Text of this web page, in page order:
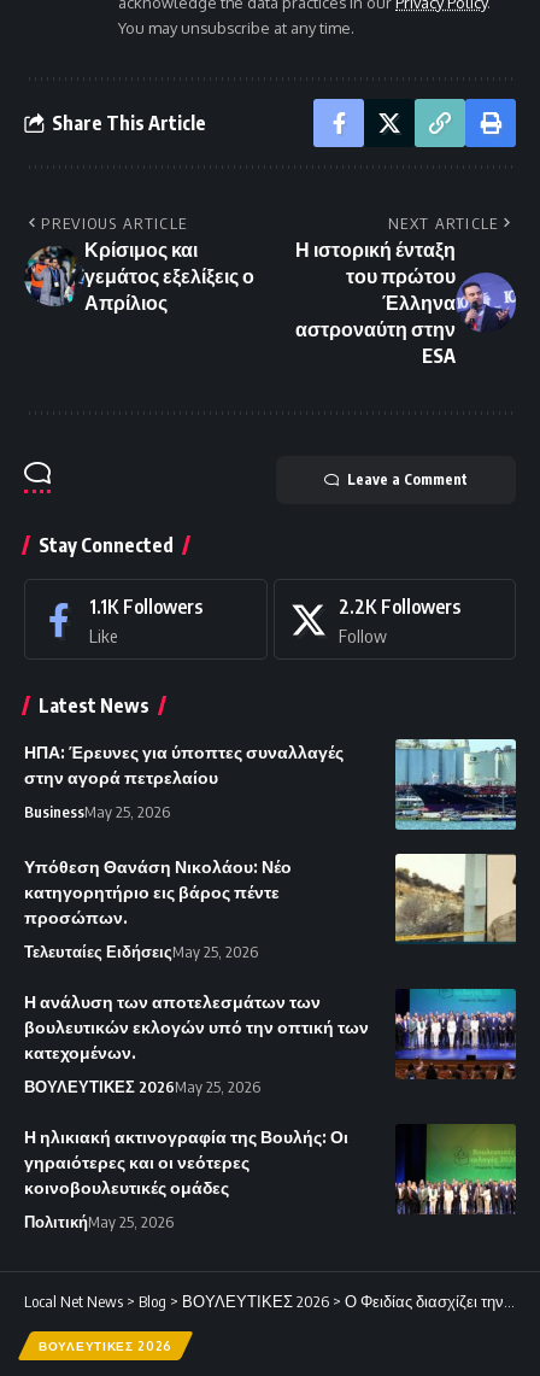
You may unsubscribe at any time.
Share This Article
PREVIOUS ARTICLE
Κρίσιμος και
γεμάτος εξελίξεις ο
Απρίλιος
NEXT ARTICLE
Η ιστορική ένταξη
του πρώτου
Έλληνα
αστροναύτη στην
ESA
Leave a Comment
Stay Connected
1.1K Followers
Like
2.2K Followers
Follow
Latest News
ΗΠΑ: Έρευνες για ύποπτες συναλλαγές
στην αγορά πετρελαίου
BusinessMay 25, 2026
Υπόθεση Θανάση Νικολάου: Νέο
κατηγορητήριο εις βάρος πέντε
προσώπων.
Τελευταίες ΕιδήσειςMay 25, 2026
Η ανάλυση των αποτελεσμάτων των
βουλευτικών εκλογών υπό την οπτική των
κατεχομένων.
ΒΟΥΛΕΥΤΙΚΕΣ 2026May 25, 2026
Η ηλικιακή ακτινογραφία της Βουλής: Οι
γηραιότερες και οι νεότερες
κοινοβουλευτικές ομάδες
ΠολιτικήMay 25, 2026
Local Net News > Blog > ΒΟΥΛΕΥΤΙΚΕΣ 2026 > Ο Φειδίας διασχίζει την Κύπρο με τα πόδια: Από το Παραλίμνι στην Πάφο.
ΒΟΥΛΕΥΤΙΚΕΣ 2026